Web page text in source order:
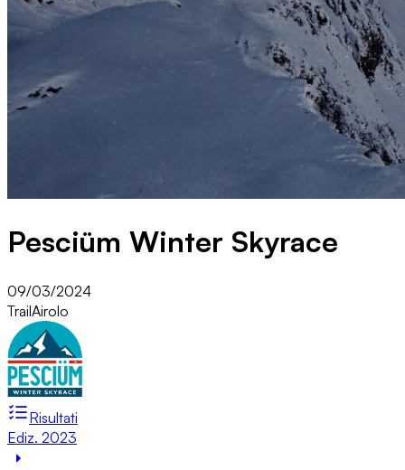
Pesciüm Winter Skyrace
09/03/2024
TrailAirolo
Risultati
Ediz. 2023